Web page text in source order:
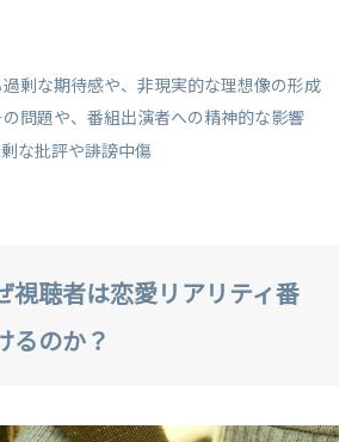
剰な期待感や、非現実的な理想像の形成
問題や、番組出演者への精神的な影響
な批評や誹謗中傷
視聴者は恋愛リアリティ番
るのか？